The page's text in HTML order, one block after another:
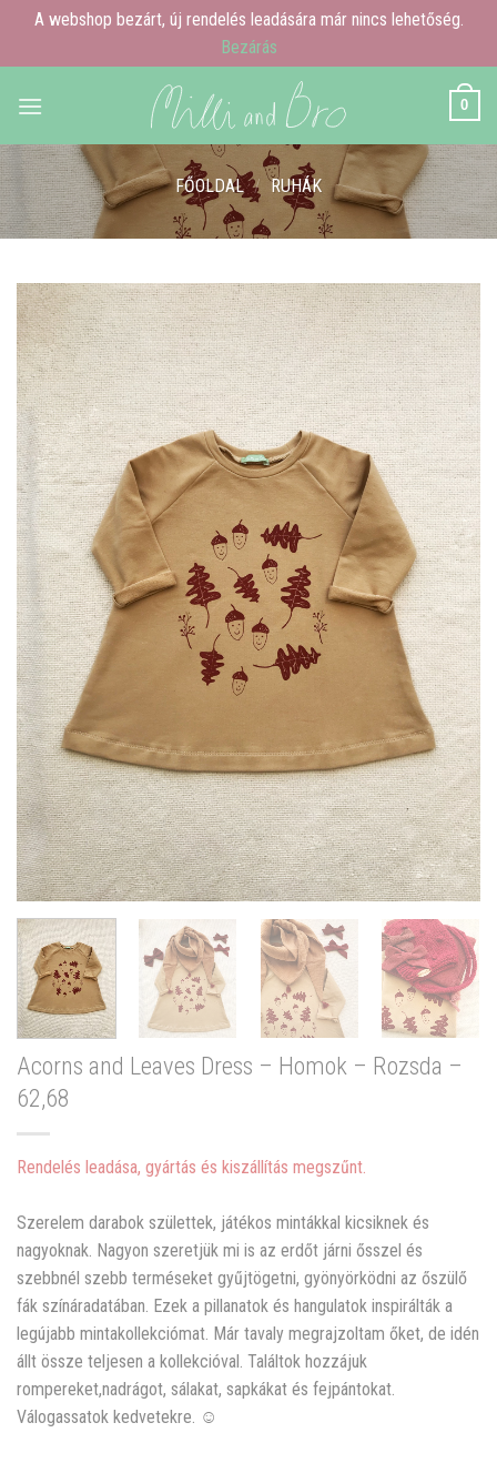
A webshop bezárt, új rendelés leadására már nincs lehetőség.
Bezárás
0
FŐOLDAL / RUHÁK
Acorns and Leaves Dress – Homok – Rozsda –
62,68
Rendelés leadása, gyártás és kiszállítás megszűnt.
Szerelem darabok születtek, játékos mintákkal kicsiknek és
nagyoknak. Nagyon szeretjük mi is az erdőt járni ősszel és
szebbnél szebb terméseket gyűjtögetni, gyönyörködni az őszülő
fák színáradatában. Ezek a pillanatok és hangulatok inspirálták a
legújabb mintakollekciómat. Már tavaly megrajzoltam őket, de idén
állt össze teljesen a kollekcióval. Találtok hozzájuk
rompereket,nadrágot, sálakat, sapkákat és fejpántokat.
Válogassatok kedvetekre. ☺️